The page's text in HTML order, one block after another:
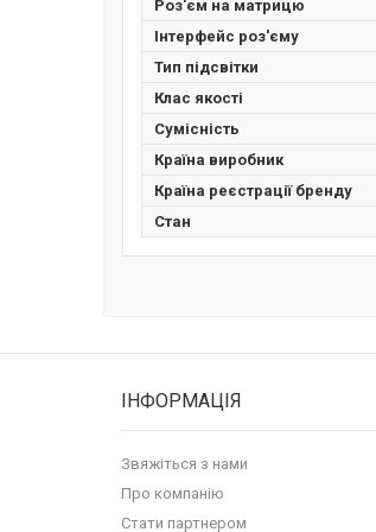
Роз'єм на матрицю
Інтерфейс роз'єму
Тип підсвітки
Клас якості
Сумісність
Країна виробник
Країна реєстрації бренду
Стан
ІНФОРМАЦІЯ
Звяжіться з нами
Про компанію
Стати партнером